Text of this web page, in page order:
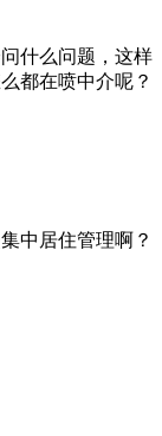
什么问题，这样
都在喷中介呢？
中居住管理啊？